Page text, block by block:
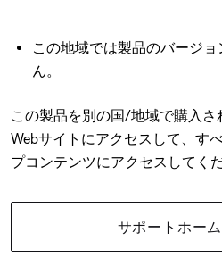
この地域では製品のバージ
ん。
この製品を別の国/地域で購入
Webサイトにアクセスして、す
プコンテンツにアクセスしてくだ
サポートホー